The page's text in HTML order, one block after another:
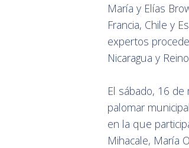
María y Elías
Francia, Chile y
expertos
Nicaragua y
El sábado, 16
palomar
en la que
Mihacale, María